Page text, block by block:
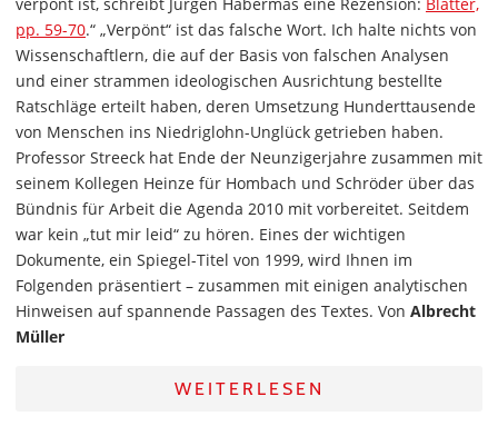
pp. 59-70.“ „Verpönt“ ist das falsche Wort. Ich halte nichts von
Wissenschaftlern, die auf der Basis von falschen Analysen
und einer strammen ideologischen Ausrichtung bestellte
Ratschläge erteilt haben, deren Umsetzung Hunderttausende
von Menschen ins Niedriglohn-Unglück getrieben haben.
Professor Streeck hat Ende der Neunzigerjahre zusammen mit
seinem Kollegen Heinze für Hombach und Schröder über das
Bündnis für Arbeit die Agenda 2010 mit vorbereitet. Seitdem
war kein „tut mir leid“ zu hören. Eines der wichtigen
Dokumente, ein Spiegel-Titel von 1999, wird Ihnen im
Folgenden präsentiert – zusammen mit einigen analytischen
Hinweisen auf spannende Passagen des Textes. Von Albrecht
Müller
WEITERLESEN